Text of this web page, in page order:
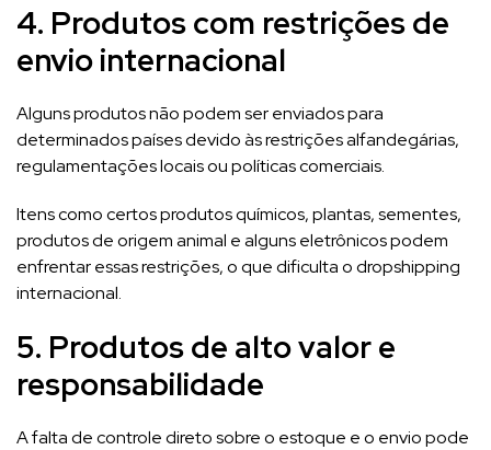
4. Produtos com restrições de
envio internacional
Alguns produtos não podem ser enviados para
determinados países devido às restrições alfandegárias,
regulamentações locais ou políticas comerciais.
Itens como certos produtos químicos, plantas, sementes,
produtos de origem animal e alguns eletrônicos podem
enfrentar essas restrições, o que dificulta o dropshipping
internacional.
5. Produtos de alto valor e
responsabilidade
A falta de controle direto sobre o estoque e o envio pode